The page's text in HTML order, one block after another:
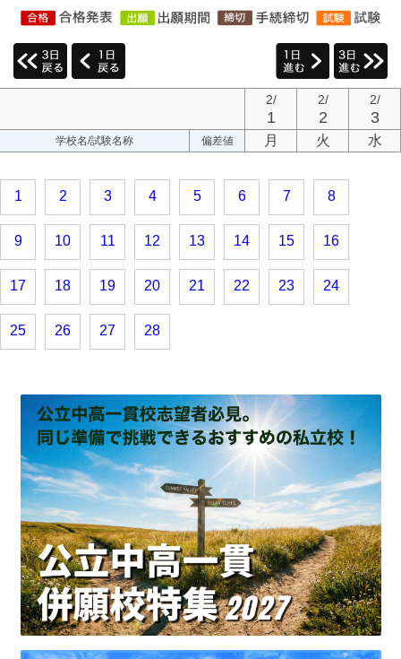
2/
1
2/
2
2/
3
学校名/試験名称 偏差値 月 火 水
1 2 3 4 5 6 7 8
9 10 11 12 13 14 15 16
17 18 19 20 21 22 23 24
25 26 27 28